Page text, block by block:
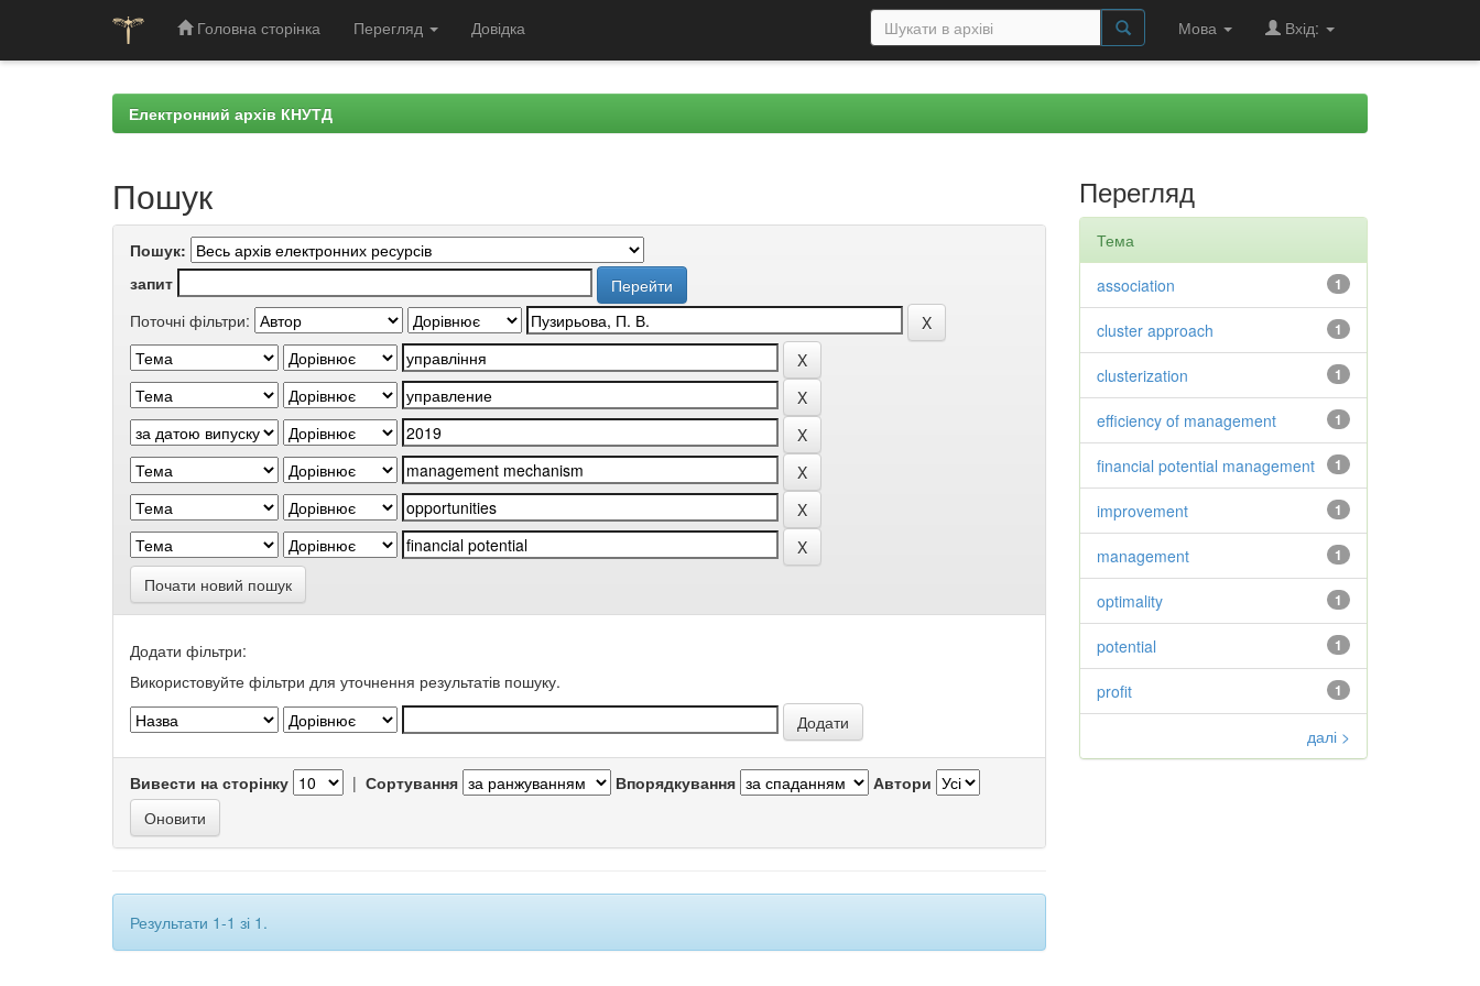
Головна сторінка Перегляд Довідка Мова Вхід:
Електронний архів КНУТД
Пошук
Пошук:
запит
Поточні фільтри:
Почати новий пошук
Додати фільтри:
Використовуйте фільтри для уточнення результатів пошуку.
Вивести на сторінку | Сортування Впорядкування Автори
Результати 1-1 зі 1.
Перегляд
Тема
1
association
1
cluster approach
1
clusterization
1
efficiency of management
1
financial potential management
1
improvement
1
management
1
optimality
1
potential
1
profit
далі >